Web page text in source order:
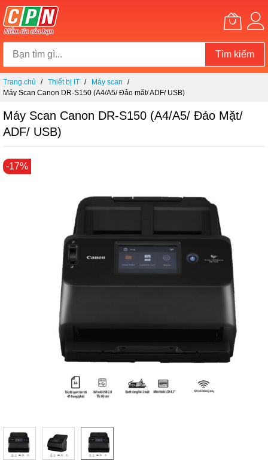
Tìm kiếm
Chuyển
đến
dung
Trang chủ Thiết bị IT
Máy scan
Máy Scan Canon DR-S150 (A4/A5/ Đảo mặt/ ADF/ USB)
Máy Scan Canon DR-S150 (A4/A5/ Đảo Mặt/
ADF/ USB)
Chuyển
đến
-17%